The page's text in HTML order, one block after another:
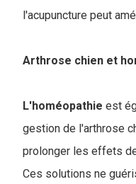
l'acupuncture peut
Arthrose chien et
L'homéopathie est
gestion de l'arthrose
prolonger les effets
Ces solutions ne